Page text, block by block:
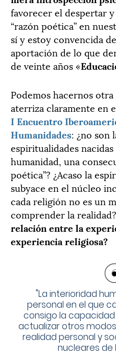
favorecer el despertar
“razón poética” en
sí y estoy convencida
aportación de lo que
de veinte años «
Podemos hacernos
aterriza claramente en
I Encuentro
Humanidades: ¿no son
espiritualidades
humanidad, una
poética”? ¿Acaso la
subyace en el núcleo
cada religión no es un
comprender la realidad?
relación entre la
experiencia religiosa?
"La interioridad
personal en el que
consigo la
actualizar otros
realidad personal y
nucleares de